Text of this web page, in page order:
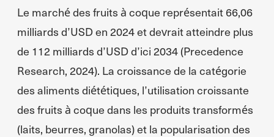
Le marché des fruits à coque représentait 66,06
milliards d’USD en 2024 et devrait atteindre plus
de 112 milliards d’USD d’ici 2034 (Precedence
Research, 2024). La croissance de la catégorie
des aliments diététiques, l’utilisation croissante
des fruits à coque dans les produits transformés
(laits, beurres, granolas) et la popularisation des